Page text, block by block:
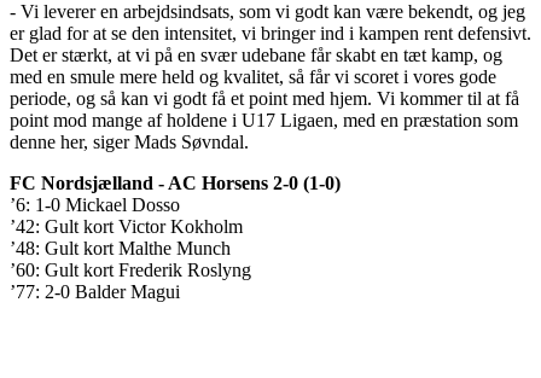
- Vi leverer en arbejdsindsats, som vi godt kan være bekendt, og jeg
er glad for at se den intensitet, vi bringer ind i kampen rent defensivt.
Det er stærkt, at vi på en svær udebane får skabt en tæt kamp, og
med en smule mere held og kvalitet, så får vi scoret i vores gode
periode, og så kan vi godt få et point med hjem. Vi kommer til at få
point mod mange af holdene i U17 Ligaen, med en præstation som
denne her, siger Mads Søvndal.
FC Nordsjælland - AC Horsens 2-0 (1-0)
’6: 1-0 Mickael Dosso
’42: Gult kort Victor Kokholm
’48: Gult kort Malthe Munch
’60: Gult kort Frederik Roslyng
’77: 2-0 Balder Magui